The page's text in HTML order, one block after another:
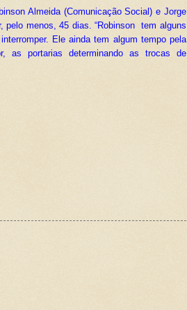
Almeida (Comunicação Social) e Jorge
pelo menos, 45 dias. “Robinson tem alguns
Ele ainda tem algum tempo pela
as portarias determinando as trocas de